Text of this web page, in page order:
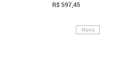
R$ 597,45
Novo